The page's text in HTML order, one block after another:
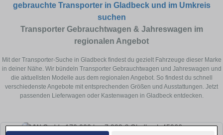
gebrauchte Transporter in Gladbeck und im Umkreis
suchen
Transporter Gebrauchtwagen & Jahreswagen im
regionalen Angebot
Mit der Transporter-Suche in Gladbeck findest du gezielt Fahrzeuge dieser Marke
in deiner Nähe. Wir bündeln Transporter Gebrauchtwagen und Jahreswagen und
die aktuellsten Modelle aus dem regionalen Angebot. So findest du schnell
verschiedenste Angebote mit entsprechenden Größen und Ausstattungen. Jetzt
passenden Lieferwagen oder Kastenwagen in Gladbeck entdecken.